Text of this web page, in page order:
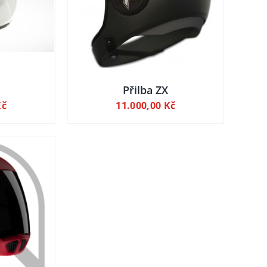
Přilba ZX
11.000,00 Kč